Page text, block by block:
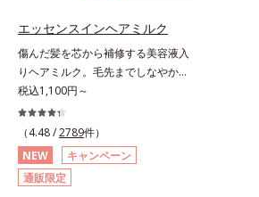
グ効果により夜にしっかり整えた髪
の形状をキープしやすい状態に整
え、スタイリングしやすい髪へ導き
ます。深呼吸したくなる爽やかでや
さしいグリーン＆ハーブの香りで、
毎日をタフに頑張る男性の心を解き
ほぐします。*1 ラウリルグルコシ
ド、ラウリン酸ポリグリセリル-10
＝皮脂、スタイリング剤など複合的
な汚れを落とす成分*2 グリチルリ
エッセンスインヘアミルク
傷んだ髪を芯から補修する美容液入
りヘアミルク。毛先までしなやかな
美髪へ。パサつき、広がり、枝毛、
ツヤ不足・・・髪のお悩みは尽きな
いもの。エッセンスインヘアミルク
は、そんなお悩みを解決する洗い流
さないタイプのトリートメントで
す。サロン業界注目の美髪成分
税込1,100円～
（4.48 /2789件）
NEW
キャンペーン
通販限定